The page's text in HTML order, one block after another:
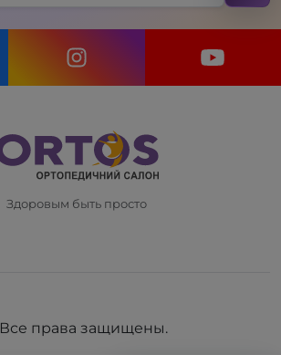
Здоровым быть просто
Все права защищены.